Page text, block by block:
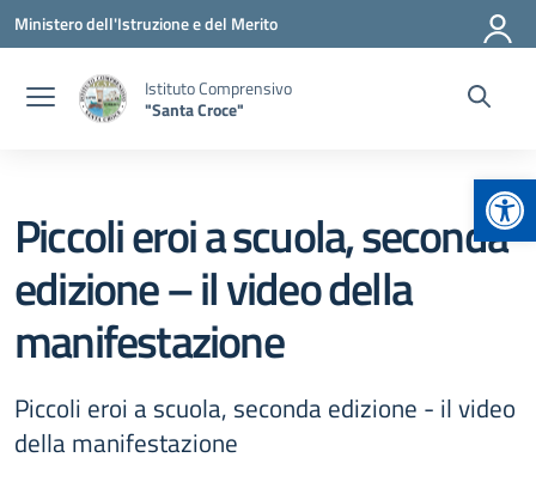
Vai ai contenuti
Vai al menu di navigazione
Vai al footer
Ministero dell'Istruzione e del Merito
Istituto Comprensivo
"Santa Croce"
Piccoli eroi a scuola, seconda
edizione – il video della
manifestazione
Piccoli eroi a scuola, seconda edizione - il video
della manifestazione